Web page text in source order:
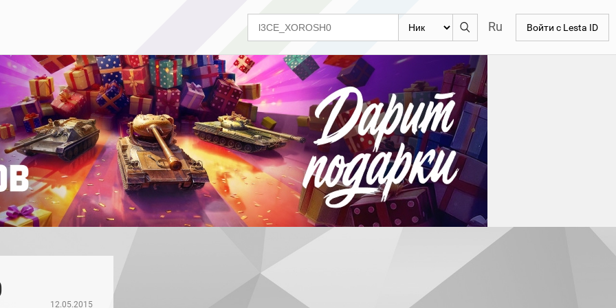
Ru Войти с Lesta ID
12.05.2015